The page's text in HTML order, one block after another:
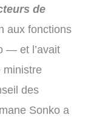
de
aux fonctions
— et l’avait
ministre
des
Sonko a